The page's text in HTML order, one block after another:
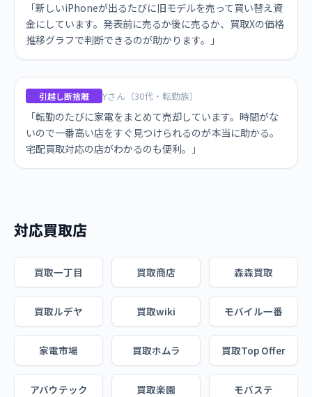
「新しいiPhoneが出るたびに旧モデルを売って買い替え資
金にしています。発表前に売るか後に売るか、買取Xの価格
推移グラフで判断できるのが助かります。」
引越し断捨離 Yさん（30代・転勤族）
「転勤のたびに家電をまとめて売却しています。時間がな
いので一番高い店をすぐ見つけられるのが本当に助かる。
宅配買取対応の店がわかるのも便利。」
対応買取店
買取一丁目 買取商店 森森買取
買取ルデヤ 買取wiki モバイル一番
家電市場 買取ホムラ 買取Top Offer
アバウテック 買取楽園 モバステ